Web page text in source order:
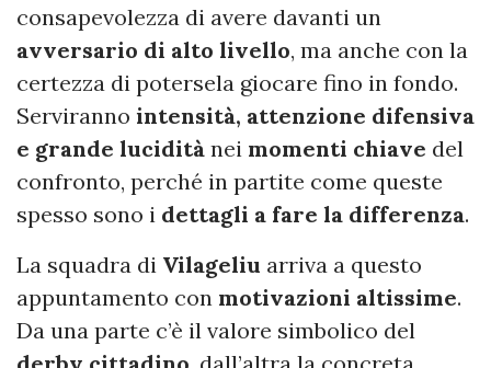
consapevolezza di avere davanti un
avversario di alto livello, ma anche con la
certezza di potersela giocare fino in fondo.
Serviranno intensità, attenzione difensiva
e grande lucidità nei momenti chiave del
confronto, perché in partite come queste
spesso sono i dettagli a fare la differenza.
La squadra di Vilageliu arriva a questo
appuntamento con motivazioni altissime.
Da una parte c’è il valore simbolico del